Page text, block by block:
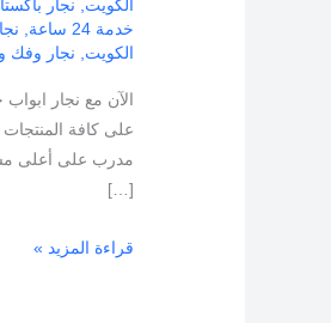
الكويت
نجار
خدمة 24 ساعة
الكويت
نجار وفك
الآن مع نجار
على كافة
مدرب على أعلى
[…]
قراءة المزيد »